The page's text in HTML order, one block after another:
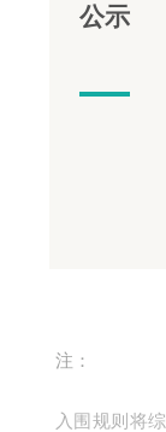
公示
注：
入围规则将